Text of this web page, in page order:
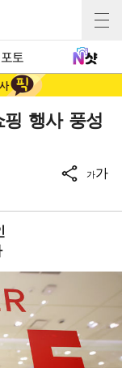
포토
행사 풍성
가가